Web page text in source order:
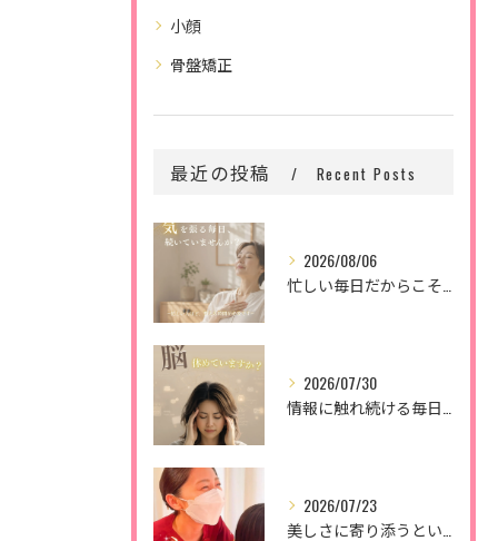
小顔
骨盤矯正
最近の投稿 Recent Posts
2026/08/06
2026/07/30
2026/07/23